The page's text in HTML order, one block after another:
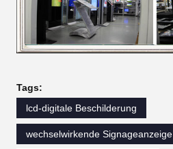
Tags:
lcd-digitale Beschilderung
wechselwirkende Signageanzeige